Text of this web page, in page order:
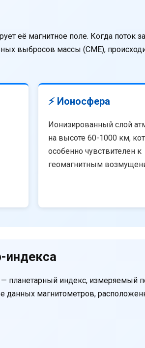
её магнитное поле. Когда поток
выбросов массы (CME),
⚡ Ионосфера
Ионизированный слой
на высоте 60-1000 км,
особенно чувствителен к
геомагнитным
индекса
— планетарный индекс, измеряемый
данных магнитометров,